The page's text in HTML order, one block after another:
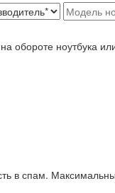
обороте ноутбука
в спам.